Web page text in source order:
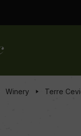
Winery Terre